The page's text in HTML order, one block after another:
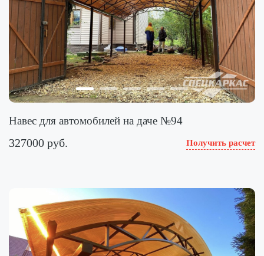
Навес для автомобилей на даче №94
327000 руб. Получить расчет